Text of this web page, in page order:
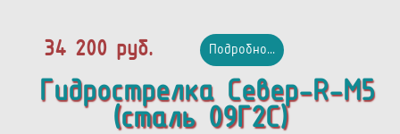
34 200 руб. Подробно...
Гидрострелка Север-R-М5
(сталь 09Г2С)